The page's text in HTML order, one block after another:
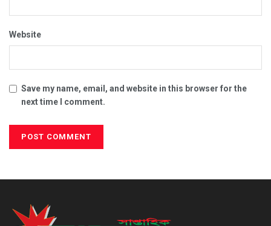
Website
Save my name, email, and website in this browser for the
next time I comment.